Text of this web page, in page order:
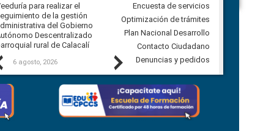
Previous
para realizar el
de la gestión
del Gobierno
Descentralizado
rural de Calacalí
6 agosto, 2026
Veeduría para vigilar los acuerdos,
derivados de la Audiencia Pública
entre el GAD de Ibarra y la
comunidad Urbina, parroquia la
Carolina
5 agosto, 2026
Next
Encuesta de servicios
Optimización de trámites
Plan Nacional Desarrollo
Contacto Ciudadano
Denuncias y pedidos